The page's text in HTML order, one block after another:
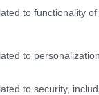
to functionality
to personalization.
to security,